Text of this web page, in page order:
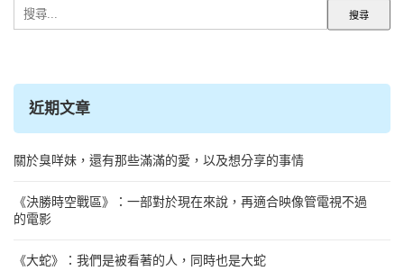
尋
近期文章
關於臭咩妹，還有那些滿滿的愛，以及想分享的事情
《決勝時空戰區》：一部對於現在來說，再適合映像管電視不過
的電影
《大蛇》：我們是被看著的人，同時也是大蛇